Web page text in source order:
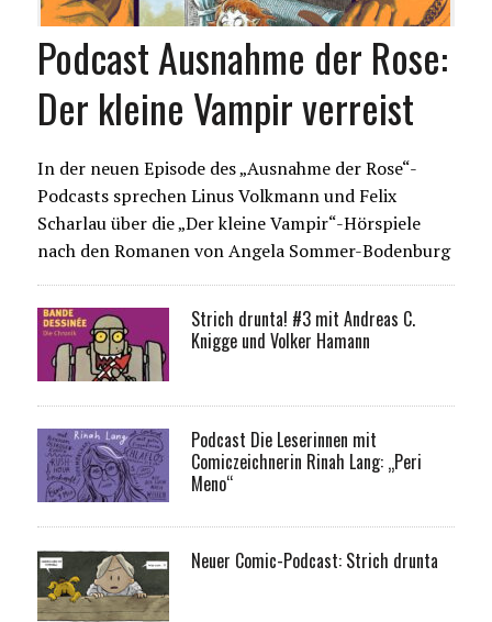
Podcast Ausnahme der Rose:
Der kleine Vampir verreist
In der neuen Episode des „Ausnahme der Rose“-
Podcasts sprechen Linus Volkmann und Felix
Scharlau über die „Der kleine Vampir“-Hörspiele
nach den Romanen von Angela Sommer-Bodenburg
Strich drunta! #3 mit Andreas C.
Knigge und Volker Hamann
Podcast Die Leserinnen mit
Comiczeichnerin Rinah Lang: „Peri
Meno“
Neuer Comic-Podcast: Strich drunta